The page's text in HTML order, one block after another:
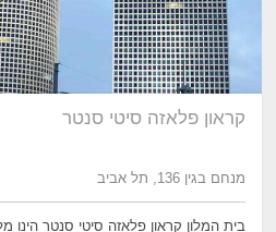
קראון פלאזה סיטי סנטר
מנחם בגין 136, תל אביב